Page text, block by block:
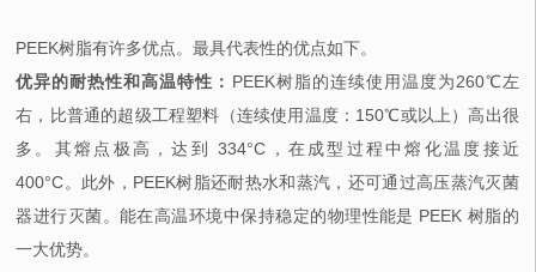
PEEK树脂有许多优点。最具代表性的优点如下。
优异的耐热性和高温特性： PEEK树脂的连续使用温度为260℃左
右，比普通的超级工程塑料（连续使用温度：150℃或以上）高出很
多。其熔点极高，达到 334°C，在成型过程中熔化温度接近
400°C。此外，PEEK树脂还耐热水和蒸汽，还可通过高压蒸汽灭菌
器进行灭菌。能在高温环境中保持稳定的物理性能是 PEEK 树脂的
一大优势。